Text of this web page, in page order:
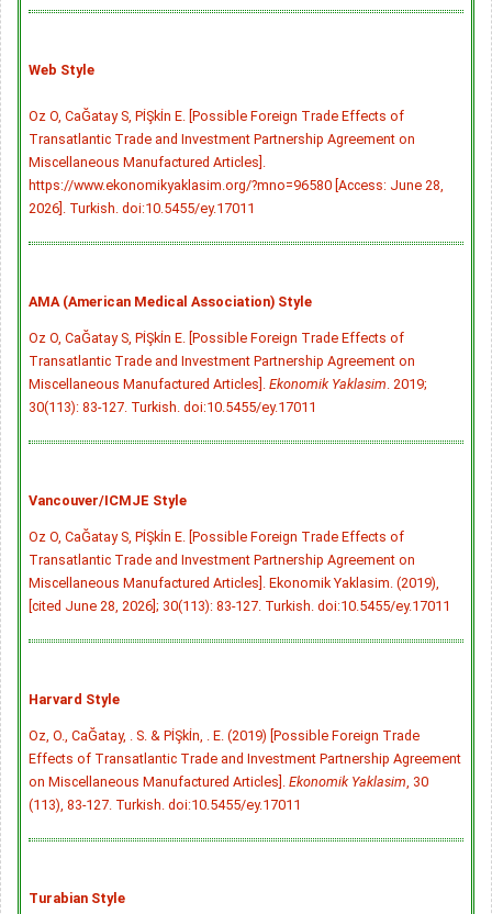
Web Style
Oz O, CaĞatay S, PİŞkİn E. [Possible Foreign Trade Effects of
Transatlantic Trade and Investment Partnership Agreement on
Miscellaneous Manufactured Articles].
https://www.ekonomikyaklasim.org/?mno=96580 [Access: June 28,
2026]. Turkish. doi:10.5455/ey.17011
AMA (American Medical Association) Style
Oz O, CaĞatay S, PİŞkİn E. [Possible Foreign Trade Effects of
Transatlantic Trade and Investment Partnership Agreement on
Miscellaneous Manufactured Articles]. Ekonomik Yaklasim . 2019;
30(113): 83-127. Turkish. doi:10.5455/ey.17011
Vancouver/ICMJE Style
Oz O, CaĞatay S, PİŞkİn E. [Possible Foreign Trade Effects of
Transatlantic Trade and Investment Partnership Agreement on
Miscellaneous Manufactured Articles]. Ekonomik Yaklasim. (2019),
[cited June 28, 2026]; 30(113): 83-127. Turkish. doi:10.5455/ey.17011
Harvard Style
Oz, O., CaĞatay, . S. & PİŞkİn, . E. (2019) [Possible Foreign Trade
Effects of Transatlantic Trade and Investment Partnership Agreement
on Miscellaneous Manufactured Articles]. Ekonomik Yaklasim , 30
(113), 83-127. Turkish. doi:10.5455/ey.17011
Turabian Style